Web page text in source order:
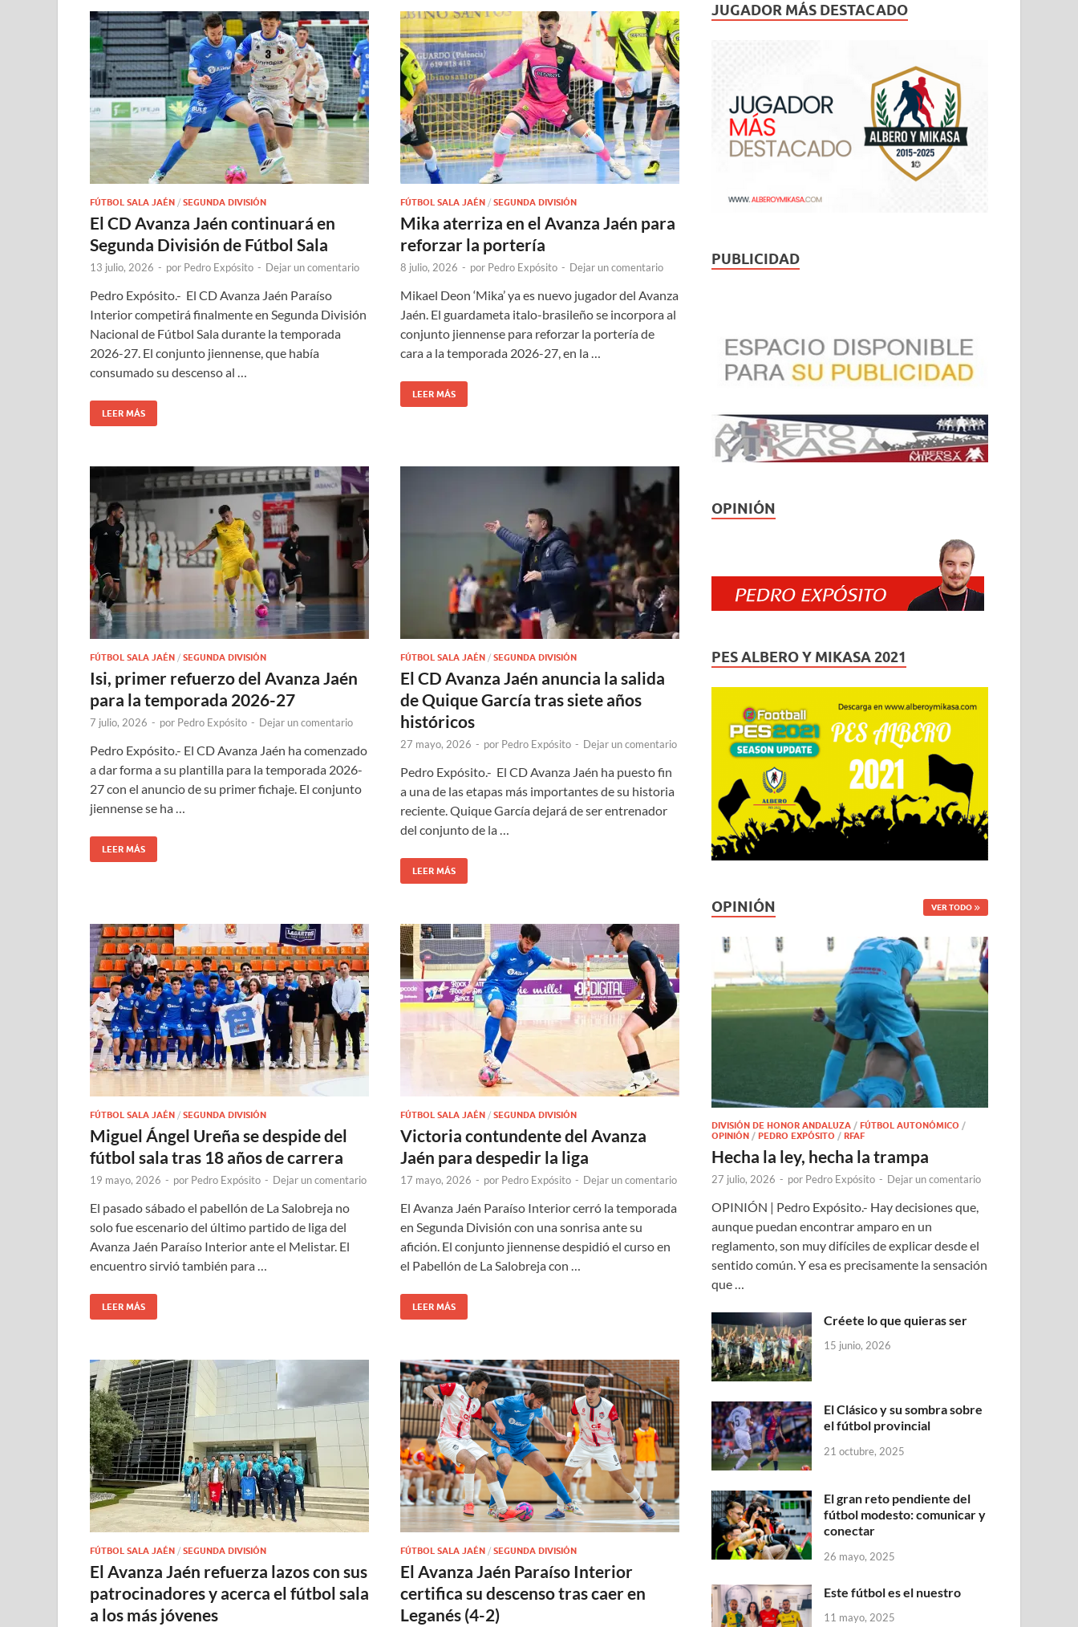
FÚTBOL SALA JAÉN / SEGUNDA DIVISIÓN
El CD Avanza Jaén continuará en
Segunda División de Fútbol Sala
13 julio, 2026 - por Pedro Expósito - Dejar un comentario
Pedro Expósito.- El CD Avanza Jaén Paraíso
Interior competirá finalmente en Segunda División
Nacional de Fútbol Sala durante la temporada
2026-27. El conjunto jiennense, que había
consumado su descenso al …
LEER MÁS
FÚTBOL SALA JAÉN / SEGUNDA DIVISIÓN
Mika aterriza en el Avanza Jaén para
reforzar la portería
8 julio, 2026 - por Pedro Expósito - Dejar un comentario
Mikael Deon ‘Mika’ ya es nuevo jugador del Avanza
Jaén. El guardameta italo-brasileño se incorpora al
conjunto jiennense para reforzar la portería de
cara a la temporada 2026-27, en la …
LEER MÁS
FÚTBOL SALA JAÉN / SEGUNDA DIVISIÓN
Isi, primer refuerzo del Avanza Jaén
para la temporada 2026-27
7 julio, 2026 - por Pedro Expósito - Dejar un comentario
Pedro Expósito.- El CD Avanza Jaén ha comenzado
a dar forma a su plantilla para la temporada 2026-
27 con el anuncio de su primer fichaje. El conjunto
jiennense se ha …
LEER MÁS
FÚTBOL SALA JAÉN / SEGUNDA DIVISIÓN
El CD Avanza Jaén anuncia la salida
de Quique García tras siete años
históricos
27 mayo, 2026 - por Pedro Expósito - Dejar un comentario
Pedro Expósito.- El CD Avanza Jaén ha puesto fin
a una de las etapas más importantes de su historia
reciente. Quique García dejará de ser entrenador
del conjunto de la …
LEER MÁS
FÚTBOL SALA JAÉN / SEGUNDA DIVISIÓN
Miguel Ángel Ureña se despide del
fútbol sala tras 18 años de carrera
19 mayo, 2026 - por Pedro Expósito - Dejar un comentario
El pasado sábado el pabellón de La Salobreja no
solo fue escenario del último partido de liga del
Avanza Jaén Paraíso Interior ante el Melistar. El
encuentro sirvió también para …
LEER MÁS
FÚTBOL SALA JAÉN / SEGUNDA DIVISIÓN
Victoria contundente del Avanza
Jaén para despedir la liga
17 mayo, 2026 - por Pedro Expósito - Dejar un comentario
El Avanza Jaén Paraíso Interior cerró la temporada
en Segunda División con una sonrisa ante su
afición. El conjunto jiennense despidió el curso en
el Pabellón de La Salobreja con …
LEER MÁS
FÚTBOL SALA JAÉN / SEGUNDA DIVISIÓN
El Avanza Jaén refuerza lazos con sus
patrocinadores y acerca el fútbol sala
a los más jóvenes
FÚTBOL SALA JAÉN / SEGUNDA DIVISIÓN
El Avanza Jaén Paraíso Interior
certifica su descenso tras caer en
Leganés (4-2)
JUGADOR MÁS DESTACADO
PUBLICIDAD
OPINIÓN
PES ALBERO Y MIKASA 2021
OPINIÓN VER TODO
DIVISIÓN DE HONOR ANDALUZA /FÚTBOL AUTONÓMICO /
OPINIÓN /PEDRO EXPÓSITO /RFAF
Hecha la ley, hecha la trampa
27 julio, 2026 - por Pedro Expósito - Dejar un comentario
OPINIÓN | Pedro Expósito.- Hay decisiones que,
aunque puedan encontrar amparo en un
reglamento, son muy difíciles de explicar desde el
sentido común. Y esa es precisamente la sensación
que …
Créete lo que quieras ser
15 junio, 2026
El Clásico y su sombra sobre
el fútbol provincial
21 octubre, 2025
El gran reto pendiente del
fútbol modesto: comunicar y
conectar
26 mayo, 2025
Este fútbol es el nuestro
11 mayo, 2025